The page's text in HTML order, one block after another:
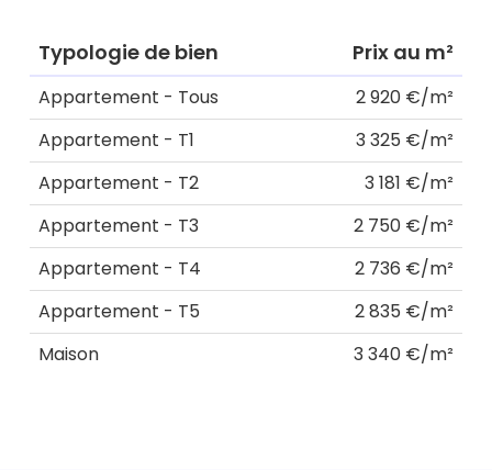
Typologie de bien Prix au m²
Appartement - Tous
2 920 €/m²
Appartement - T1
3 325 €/m²
Appartement - T2
3 181 €/m²
Appartement - T3
2 750 €/m²
Appartement - T4
2 736 €/m²
Appartement - T5
2 835 €/m²
Maison
3 340 €/m²